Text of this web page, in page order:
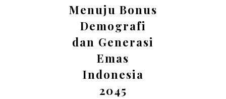
Menuju Bonus
Demografi
dan Generasi
Emas
Indonesia
2045